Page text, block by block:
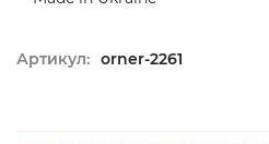
Артикул: orner-2261